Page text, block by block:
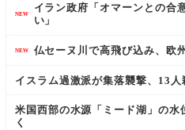
NEW
イラン政府「オマーンとの合
い」
NEW 仏セーヌ川で高飛び込み、欧
イスラム過激派が集落襲撃、13
米国西部の水源「ミード湖」の
く